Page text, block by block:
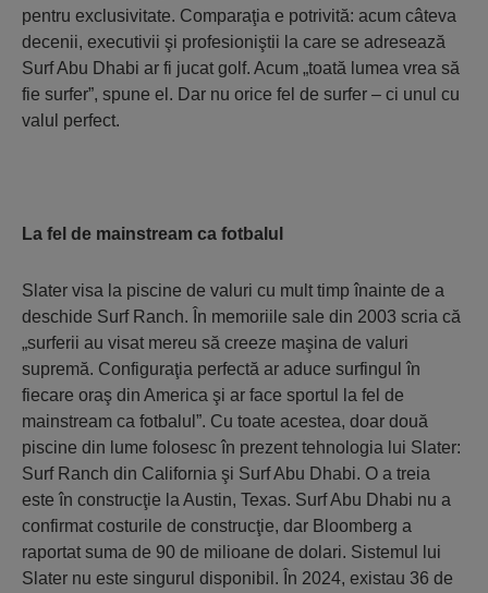
pentru exclusivitate. Comparaţia e potrivită: acum câteva
decenii, executivii şi profesioniştii la care se adresează
Surf Abu Dhabi ar fi jucat golf. Acum „toată lumea vrea să
fie surfer”, spune el. Dar nu orice fel de surfer – ci unul cu
valul perfect.
La fel de mainstream ca fotbalul
Slater visa la piscine de valuri cu mult timp înainte de a
deschide Surf Ranch. În memoriile sale din 2003 scria că
„surferii au visat mereu să creeze maşina de valuri
supremă. Configuraţia perfectă ar aduce surfingul în
fiecare oraş din America şi ar face sportul la fel de
mainstream ca fotbalul”. Cu toate acestea, doar două
piscine din lume folosesc în prezent tehnologia lui Slater:
Surf Ranch din California şi Surf Abu Dhabi. O a treia
este în construcţie la Austin, Texas. Surf Abu Dhabi nu a
confirmat costurile de construcţie, dar Bloomberg a
raportat suma de 90 de milioane de dolari. Sistemul lui
Slater nu este singurul disponibil. În 2024, existau 36 de